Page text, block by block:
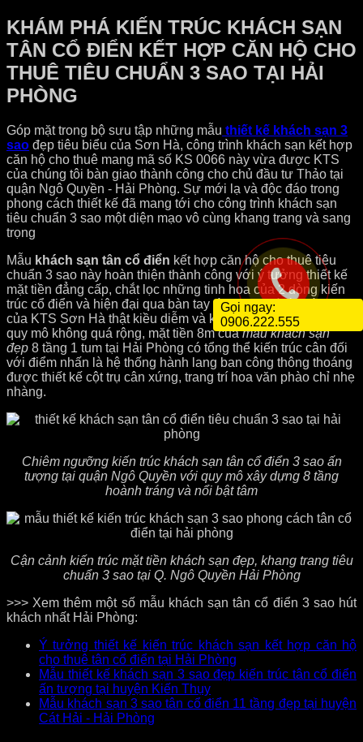
KHÁM PHÁ KIẾN TRÚC KHÁCH SẠN
TÂN CỔ ĐIỂN KẾT HỢP CĂN HỘ CHO
THUÊ TIÊU CHUẨN 3 SAO TẠI HẢI
PHÒNG
Góp mặt trong bộ sưu tập những mẫu thiết kế khách sạn 3
sao đẹp tiêu biểu của Sơn Hà, công trình khách sạn kết hợp
căn hộ cho thuê mang mã số KS 0066 này vừa được KTS
của chúng tôi bàn giao thành công cho chủ đầu tư Thảo tại
quận Ngô Quyền - Hải Phòng. Sự mới lạ và độc đáo trong
phong cách thiết kế đã mang tới cho công trình khách sạn
tiêu chuẩn 3 sao một diện mạo vô cùng khang trang và sang
trọng
Mẫu khách sạn tân cổ điển kết hợp căn hộ cho thuê tiêu
chuẩn 3 sao này hoàn thiện thành công với ý tưởng thiết kế
mặt tiền đẳng cấp, chắt lọc những tinh hoa của 2 dòng kiến
trúc cổ điển và hiện đại qua bàn tay tài hoa, khối óc sáng tạo
của KTS Sơn Hà thật kiều diễm và kiêu sa. Trên khu đất có
quy mô không quá rộng, mặt tiền 8m củamẫu khách sạn
đẹp 8 tầng 1 tum tại Hải Phòng có tổng thể kiến trúc cân đối
với điểm nhấn là hệ thống hành lang ban công thông thoáng
được thiết kế cột trụ cân xứng, trang trí hoa văn phào chỉ nhẹ
nhàng.
Chiêm ngưỡng kiến trúc khách sạn tân cổ điển 3 sao ấn
tượng tại quận Ngô Quyền với quy mô xây dựng 8 tầng
hoành tráng và nổi bật tâm
Cận cảnh kiến trúc mặt tiền khách sạn đẹp, khang trang tiêu
chuẩn 3 sao tại Q. Ngô Quyền Hải Phòng
>>> Xem thêm một số mẫu khách sạn tân cổ điển 3 sao hút
khách nhất Hải Phòng:
Ý tưởng thiết kế kiến trúc khách sạn kết hợp căn hộ
cho thuê tân cổ điển tại Hải Phòng
Mẫu thiết kế khách sạn 3 sao đẹp kiến trúc tân cổ điển
ấn tượng tại huyện Kiến Thụy
Mẫu khách sạn 3 sao tân cổ điển 11 tầng đẹp tại huyện
Cát Hải - Hải Phòng
Gọi ngay:
0906.222.555